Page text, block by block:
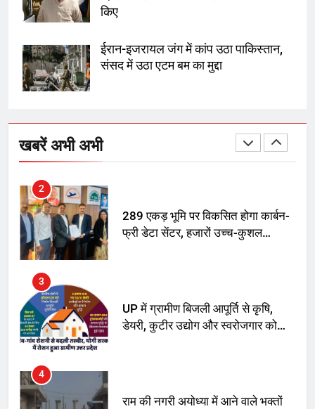
किए
ईरान-इजरायल जंग में कांप उठा पाकिस्तान,
संसद में उठा एटम बम का मुद्दा
खबरें अभी अभी
8
के आरोप खारिज किए, शेखपुरा में पीएम की
मां को गाली पर कोर्ट का समन जारी
अमर शहीद ठाकुर रोशन सिंह के नाम पर
स्वरूप रानी नेहरू चिकित्सालय का
2
289 एकड़ भूमि पर विकसित होगा कार्बन-
फ्री डेटा सेंटर, हजारों उच्च-कुशल
3
UP में ग्रामीण बिजली आपूर्ति से कृषि,
डेयरी, कुटीर उद्योग और स्वरोजगार को
4
राम की नगरी अयोध्या में आने वाले भक्तों